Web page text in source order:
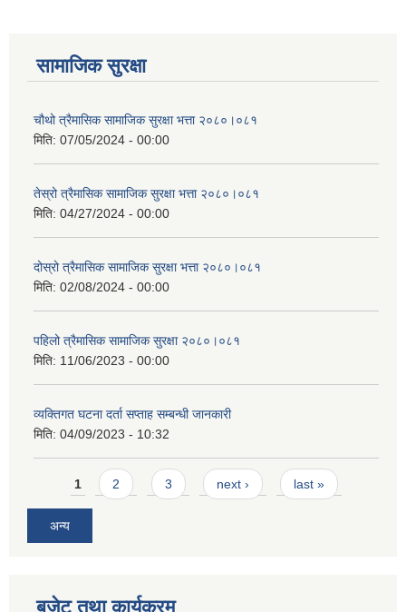
सामाजिक सुरक्षा
चौथो त्रैमासिक सामाजिक सुरक्षा भत्ता २०८०।०८१
मिति: 07/05/2024 - 00:00
तेस्रो त्रैमासिक सामाजिक सुरक्षा भत्ता २०८०।०८१
मिति: 04/27/2024 - 00:00
दोस्रो त्रैमासिक सामाजिक सुरक्षा भत्ता २०८०।०८१
मिति: 02/08/2024 - 00:00
पहिलो त्रैमासिक सामाजिक सुरक्षा २०८०।०८१
मिति: 11/06/2023 - 00:00
व्यक्तिगत घटना दर्ता सप्ताह सम्बन्धी जानकारी
मिति: 04/09/2023 - 10:32
Pages
1 2 3 next › last »
अन्य
बजेट तथा कार्यक्रम